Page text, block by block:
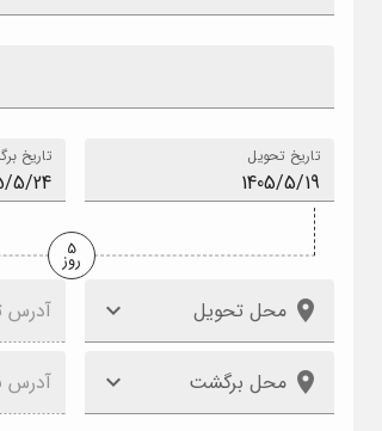
تاریخ تحویل تاریخ
5
روز
محل تحویل آدرس
محل برگشت آدرس